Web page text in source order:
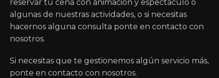
reservar tu cena con animación y espectáculo o
algunas de nuestras actividades, o si necesitas
hacernos alguna consulta ponte en contacto con
nosotros.
Si necesitas que te gestionemos algún servicio más,
ponte en contacto con nosotros.